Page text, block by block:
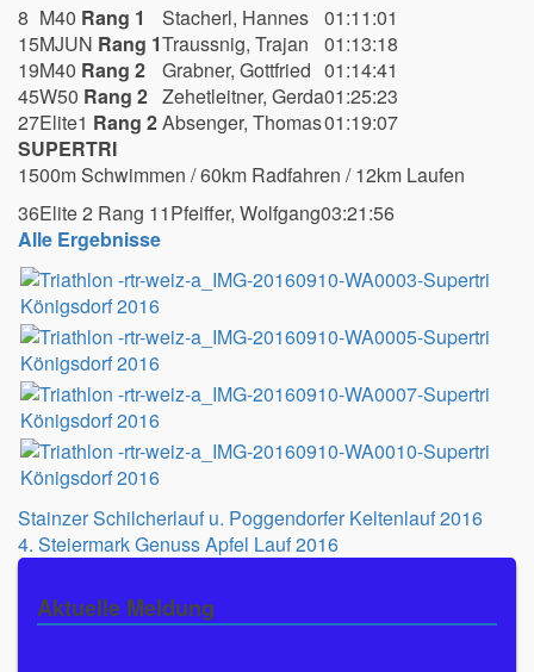
8 M40 Rang 1 Stacherl, Hannes 01:11:01
15MJUN Rang 1Traussnig, Trajan
01:13:18
19M40 Rang 2 Grabner, Gottfried 01:14:41
45W50 Rang 2 Zehetleitner, Gerda01:25:23
27Elite1 Rang 2Absenger, Thomas01:19:07
SUPERTRI
1500m Schwimmen / 60km Radfahren / 12km Laufen
36Elite 2 Rang 11Pfeiffer, Wolfgang03:21:56
Alle Ergebnisse
Beitragsnavigation
Stainzer Schilcherlauf u. Poggendorfer Keltenlauf 2016
4. Steiermark Genuss Apfel Lauf 2016
Aktuelle Meldung